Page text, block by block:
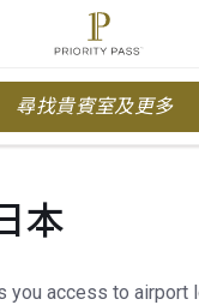
尋找貴賓室及更多
本
you access to airport